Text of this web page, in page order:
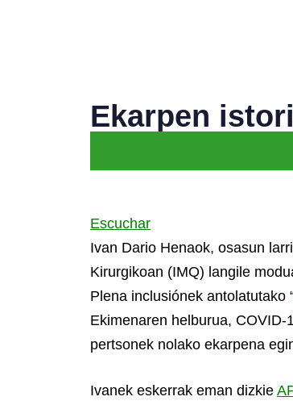
Ekarpen
Escuchar
Ivan Dario Henaok, osasun
Kirurgikoan (IMQ) langile
Plena inclusiónek antolatutako
Ekimenaren helburua,
pertsonek nolako ekarpena
Ivanek eskerrak eman dizkie